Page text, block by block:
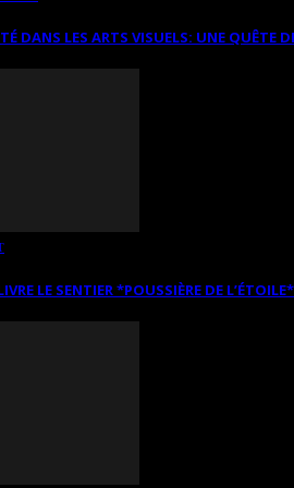
DANS LES ARTS VISUELS: UNE QUÊTE
LE SENTIER *POUSSIÈRE DE L’ÉTOILE*